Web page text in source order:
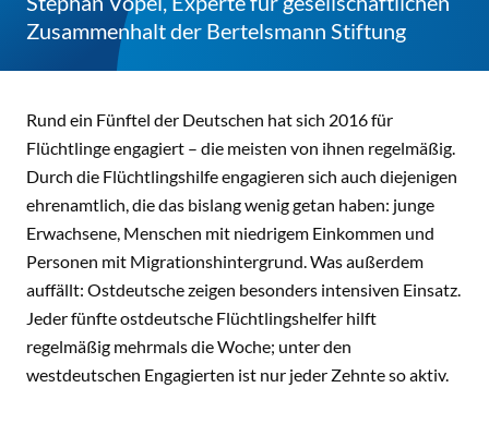
Zusammenhalt der Bertelsmann Stiftung
Rund ein Fünftel der Deutschen hat sich 2016 für
Flüchtlinge engagiert – die meisten von ihnen regelmäßig.
Durch die Flüchtlingshilfe engagieren sich auch diejenigen
ehrenamtlich, die das bislang wenig getan haben: junge
Erwachsene, Menschen mit niedrigem Einkommen und
Personen mit Migrationshintergrund. Was außerdem
auffällt: Ostdeutsche zeigen besonders intensiven Einsatz.
Jeder fünfte ostdeutsche Flüchtlingshelfer hilft
regelmäßig mehrmals die Woche; unter den
westdeutschen Engagierten ist nur jeder Zehnte so aktiv.